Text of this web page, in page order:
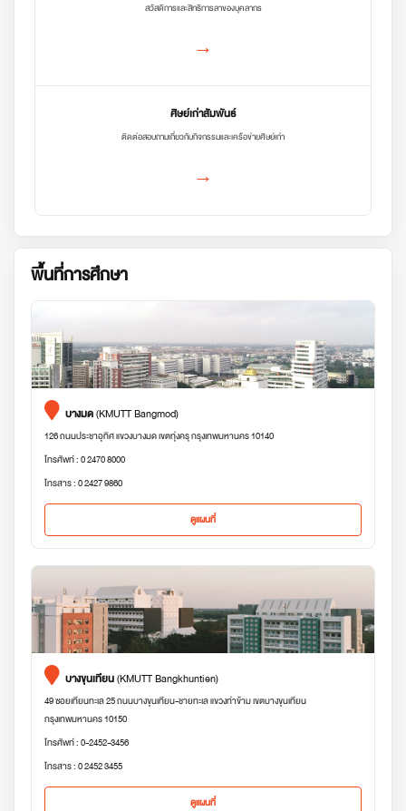
สวัสดิการและสิทธิการลาของบุคลากร
→
ศิษย์เก่าสัมพันธ์
ติดต่อสอบถามเกี่ยวกับกิจกรรมและเครือข่ายศิษย์เก่า
→
พื้นที่การศึกษา
บางมด(KMUTT Bangmod)
126 ถนนประชาอุทิศ แขวงบางมด เขตทุ่งครุ กรุงเทพมหานคร 10140
โทรศัพท์ : 0 2470 8000
โทรสาร : 0 2427 9860
ดูแผนที่
บางขุนเทียน(KMUTT Bangkhuntien)
49 ซอยเทียนทะเล 25 ถนนบางขุนเทียน-ชายทะเล แขวงท่าข้าม เขตบางขุนเทียน
กรุงเทพมหานคร 10150
โทรศัพท์ : 0-2452-3456
โทรสาร : 0 2452 3455
ดูแผนที่